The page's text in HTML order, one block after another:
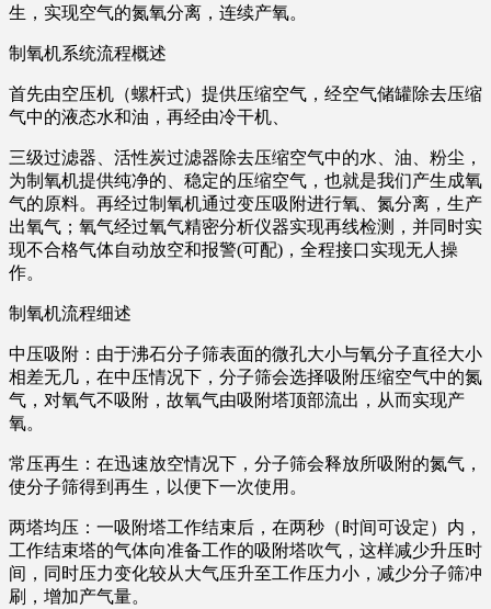
生，实现空气的氮氧分离，连续产氧。
制氧机系统流程概述
首先由空压机（螺杆式）提供压缩空气，经空气储罐除去压缩
气中的液态水和油，再经由冷干机、
三级过滤器、活性炭过滤器除去压缩空气中的水、油、粉尘，
为制氧机提供纯净的、稳定的压缩空气，也就是我们产生成氧
气的原料。再经过制氧机通过变压吸附进行氧、氮分离，生产
出氧气；氧气经过氧气精密分析仪器实现再线检测，并同时实
现不合格气体自动放空和报警(可配)，全程接口实现无人操
作。
制氧机流程细述
中压吸附：由于沸石分子筛表面的微孔大小与氧分子直径大小
相差无几，在中压情况下，分子筛会选择吸附压缩空气中的氮
气，对氧气不吸附，故氧气由吸附塔顶部流出，从而实现产
氧。
常压再生：在迅速放空情况下，分子筛会释放所吸附的氮气，
使分子筛得到再生，以便下一次使用。
两塔均压：一吸附塔工作结束后，在两秒（时间可设定）内，
工作结束塔的气体向准备工作的吸附塔吹气，这样减少升压时
间，同时压力变化较从大气压升至工作压力小，减少分子筛冲
刷，增加产气量。